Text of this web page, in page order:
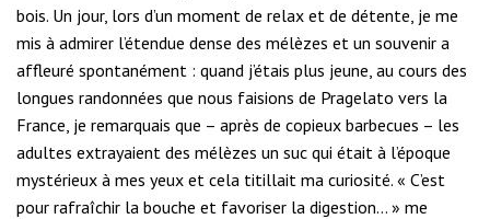
bois. Un jour, lors d’un moment de relax et de détente, je me
mis à admirer l’étendue dense des mélèzes et un souvenir a
affleuré spontanément : quand j’étais plus jeune, au cours des
longues randonnées que nous faisions de Pragelato vers la
France, je remarquais que – après de copieux barbecues – les
adultes extrayaient des mélèzes un suc qui était à l’époque
mystérieux à mes yeux et cela titillait ma curiosité. « C’est
pour rafraîchir la bouche et favoriser la digestion… » me